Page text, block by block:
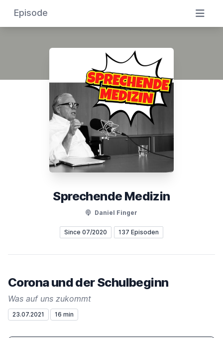
Episode
Sprechende Medizin
Daniel Finger
Since 07/2020 137 Episoden
Corona und der Schulbeginn
Was auf uns zukommt
23.07.2021 16 min